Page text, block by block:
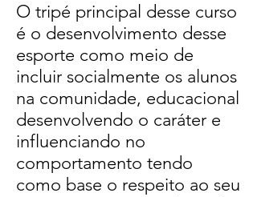
O tripé principal desse curso
é o desenvolvimento desse
esporte como meio de
incluir socialmente os alunos
na comunidade, educacional
desenvolvendo o caráter e
influenciando no
comportamento tendo
como base o respeito ao seu